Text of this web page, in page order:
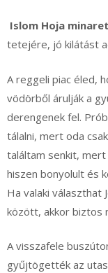
Islom Hoja minaret
tetejére, jó kilátást
A reggeli piac éled,
vödörből árulják a
derengenek fel.
tálalni, mert oda
találtam senkit,
hiszen bonyolult és
Ha valaki választhat
között, akkor biztos
A visszafele
gyűjtögették az